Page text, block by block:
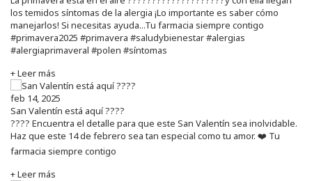
los temidos síntomas de la alergia ¡Lo importante es saber cómo
manejarlos! Si necesitas ayuda...Tu farmacia siempre contigo
#primavera2025 #primavera #saludybienestar #alergias
#alergiaprimaveral #polen #síntomas
+ Leer más
feb 14, 2025
San Valentín está aquí ????
???? Encuentra el detalle para que este San Valentín sea inolvidable.
Haz que este 14 de febrero sea tan especial como tu amor. ❤️ Tu
farmacia siempre contigo
+ Leer más